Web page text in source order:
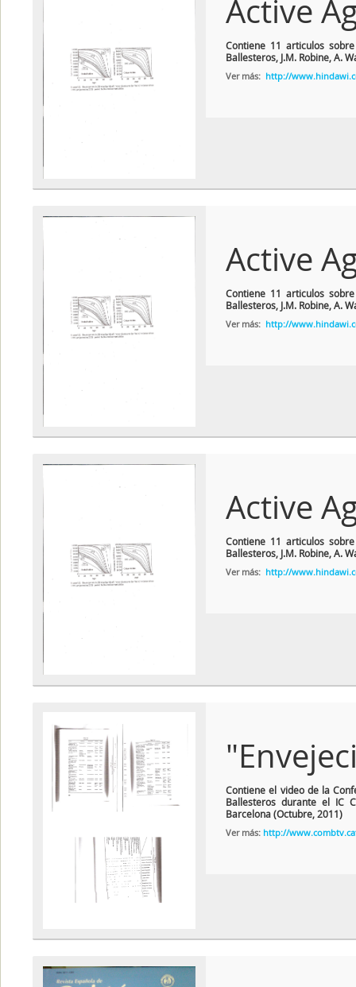
Active
Contiene 11 articulos
Ballesteros, J.M. Robine, A.
Ver más: http://
Active
Contiene 11 articulos
Ballesteros, J.M. Robine, A.
Ver más: http://
Active
Contiene 11 articulos
Ballesteros, J.M. Robine, A.
Ver más: http://
Contiene el video de la
Ballesteros durante el IC
Barcelona (Octubre, 2011)
Ver más: http://